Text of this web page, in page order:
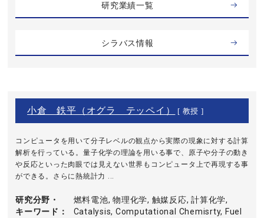
研究業績一覧
シラバス情報
小倉 鉄平（オグラ テッペイ） [ 教授 ]
コンピュータを用いて分子レベルの観点から実際の現象に対する計算
解析を行っている。量子化学の理論を用いる事で、原子や分子の動き
や反応といった肉眼では見えない世界もコンピュータ上で再現する事
ができる。さらに熱統計力 ...
研究分野・
キーワード
燃料電池, 物理化学, 触媒反応, 計算化学,
Catalysis, Computational Chemisrty, Fuel